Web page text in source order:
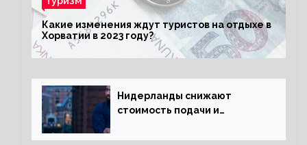
Какие изменения ждут туристов на отдыхе в
Хорватии в 2023 году?
Нидерланды снижают
стоимость подачи и
жительство